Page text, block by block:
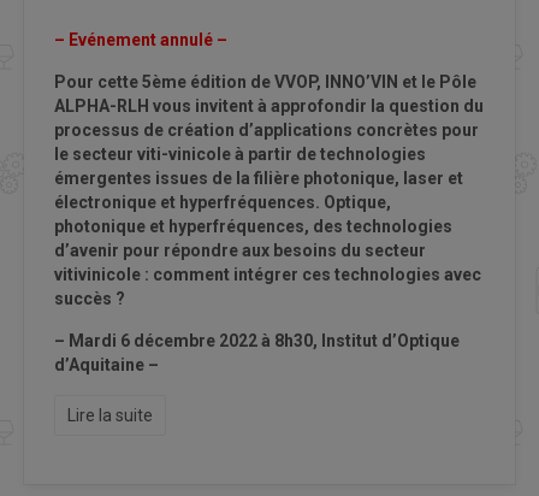
– Evénement annulé –
Pour cette 5ème édition de VVOP, INNO’VIN et le Pôle
ALPHA-RLH vous invitent à approfondir la question du
processus de création d’applications concrètes pour
le secteur viti-vinicole à partir de technologies
émergentes issues de la filière photonique, laser et
électronique et hyperfréquences. Optique,
photonique et hyperfréquences, des technologies
d’avenir pour répondre aux besoins du secteur
vitivinicole : comment intégrer ces technologies avec
succès ?
– Mardi 6 décembre 2022 à 8h30, Institut d’Optique
d’Aquitaine –
Lire la suite